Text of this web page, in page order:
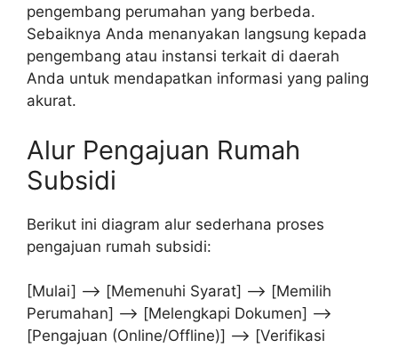
pengembang perumahan yang berbeda.
Sebaiknya Anda menanyakan langsung kepada
pengembang atau instansi terkait di daerah
Anda untuk mendapatkan informasi yang paling
akurat.
Alur Pengajuan Rumah
Subsidi
Berikut ini diagram alur sederhana proses
pengajuan rumah subsidi:
[Mulai] –> [Memenuhi Syarat] –> [Memilih
Perumahan] –> [Melengkapi Dokumen] –>
[Pengajuan (Online/Offline)] –> [Verifikasi